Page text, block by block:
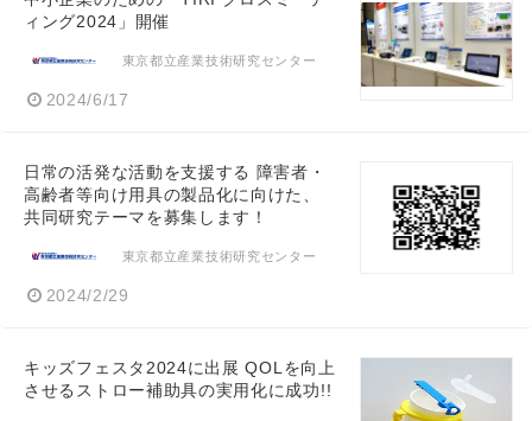
ィング2024」開催
東京都立産業技術研究センター
2024/6/17
日常の活発な活動を支援する 障害者・
高齢者等向け用具の製品化に向けた、
共同研究テーマを募集します！
東京都立産業技術研究センター
2024/2/29
キッズフェスタ2024に出展 QOLを向上
させるストロー補助具の実用化に成功!!